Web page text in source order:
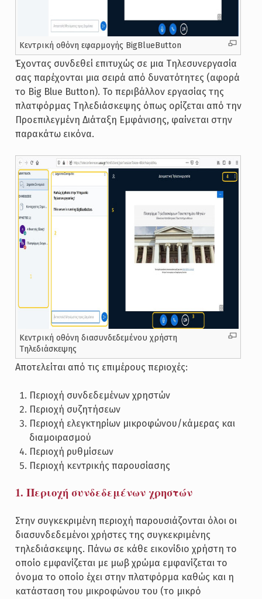
Κεντρική οθόνη εφαρμογής BigBlueButton
Έχοντας συνδεθεί επιτυχώς σε μια Τηλεσυνεργασία
σας παρέχονται μια σειρά από δυνατότητες (αφορά
το Big Blue Button). Το περιβάλλον εργασίας της
πλατφόρμας Τηλεδιάσκεψης όπως ορίζεται από την
Προεπιλεγμένη Διάταξη Εμφάνισης, φαίνεται στην
παρακάτω εικόνα.
Κεντρική οθόνη διασυνδεδεμένου χρήστη
Τηλεδιάσκεψης
Αποτελείται από τις επιμέρους περιοχές:
Περιοχή συνδεδεμένων χρηστών
Περιοχή συζητήσεων
Περιοχή ελεγκτηρίων μικροφώνου/κάμερας και
διαμοιρασμού
Περιοχή ρυθμίσεων
Περιοχή κεντρικής παρουσίασης
1. Περιοχή συνδεδεμένων χρηστών
Στην συγκεκριμένη περιοχή παρουσιάζονται όλοι οι
διασυνδεδεμένοι χρήστες της συγκεκριμένης
τηλεδιάσκεψης. Πάνω σε κάθε εικονίδιο χρήστη το
οποίο εμφανίζεται με μωβ χρώμα εμφανίζεται το
όνομα το οποίο έχει στην πλατφόρμα καθώς και η
κατάσταση του μικροφώνου του (το μικρό